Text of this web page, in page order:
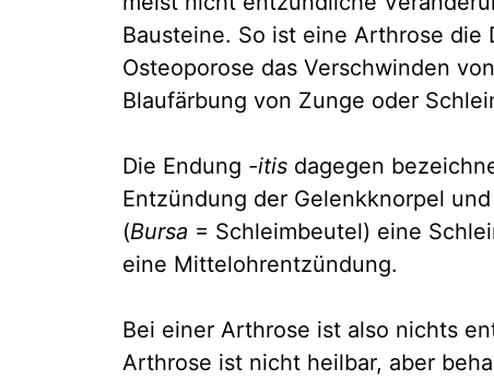
Bausteine. So ist eine Arthrose
Osteoporose das Verschwinden
Blaufärbung von Zunge oder
Die Endung -itis dagegen
Entzündung der Gelenkknorpel
(Bursa = Schleimbeutel) eine
eine Mittelohrentzündung.
Bei einer Arthrose ist also nichts
Arthrose ist nicht heilbar, aber